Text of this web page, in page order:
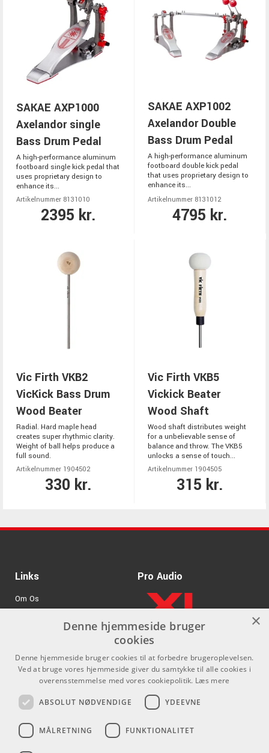
SAKAE AXP1000
Axelandor single
Bass Drum Pedal
A high-performance aluminum
footboard single kick pedal that
uses proprietary design to
enhance its...
Artikelnummer 8131010
2395 kr.
SAKAE AXP1002
Axelandor Double
Bass Drum Pedal
A high-performance aluminum
footboard double kick pedal
that uses proprietary design to
enhance its...
Artikelnummer 8131012
4795 kr.
Vic Firth VKB2
VicKick Bass Drum
Wood Beater
Radial. Hard maple head
creates super rhythmic clarity.
Weight of ball helps produce a
full sound.
Artikelnummer 1904502
330 kr.
Vic Firth VKB5
Vickick Beater
Wood Shaft
Wood shaft distributes weight
for a unbelievable sense of
balance and throw. The VKB5
unlocks a sense of touch...
Artikelnummer 1904505
315 kr.
Links
Om Os
GDPR & Cookies
Pro Audio
.
Kontakt
Som privatperson kan du ikke
købe på denne hjemmeside, alt
Sociale medier
×
Denne hjemmeside bruger
cookies
Denne hjemmeside bruger cookies til at forbedre brugeroplevelsen.
Ved at bruge vores hjemmeside giver du samtykke til alle cookies i
overensstemmelse med vores cookiepolitik. Læs mere
ABSOLUT NØDVENDIGE YDEEVNE
MÅLRETNING FUNKTIONALITET